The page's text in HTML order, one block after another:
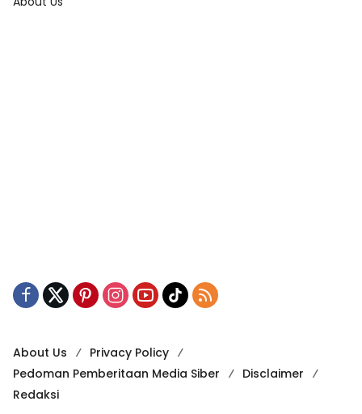
About Us
Privacy Policy
Pedoman Pemberitaan Media Siber
Disclaimer
Redaksi